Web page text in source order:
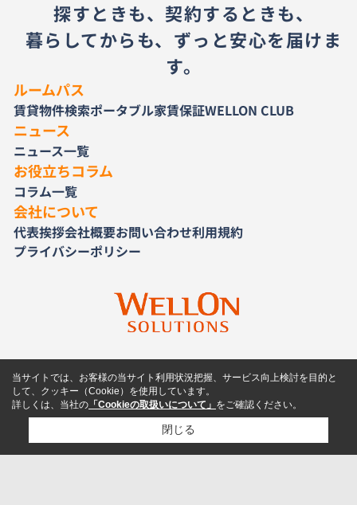
探すときも、契約するときも、
暮らしてからも、ずっと安心を届けま
す。
ルームパス
賃貸物件検索ポータブル家賃保証WELLON CLUB
ニュース
ニュース一覧
お役立ちコラム
コラム一覧
会社について
代表挨拶会社概要お問い合わせ利用規約
プライバシーポリシー
当サイトでは、お客様の当サイト利用状況把握、サービス向上検討を目的と
して、クッキー（Cookie）を使用しています。
詳しくは、当社の 「Cookieの取扱いについて」 をご確認ください。
閉じる